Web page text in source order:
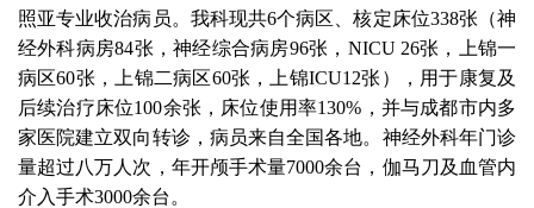
照亚专业收治病员。我科现共6个病区、核定床位338张（神
经外科病房84张，神经综合病房96张， NICU 26张，上锦一
病区60张，上锦二病区60张，上锦ICU12张），用于康复及
后续治疗床位100余张，床位使用率130% ，并与成都市内多
家医院建立双向转诊，病员来自全国各地。神经外科年门诊
量超过八万人次，年开颅手术量7000余台，伽马刀及血管内
介入手术3000余台。